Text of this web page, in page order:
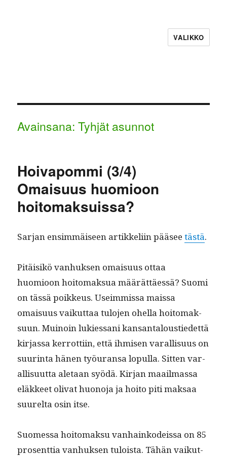
VALIKKO
Avainsana:Tyhjät asunnot
Hoivapommi (3/4)
Omaisuus huomioon
hoitomaksuissa?
Sar­jan ensim­mäiseen artikke­li­in pääseetästä.
Pitäisikö van­huk­sen omaisu­us ottaa
huomioon hoit­o­mak­sua määrät­täessä? Suo­mi
on tässä poikkeus. Useim­mis­sa mais­sa
omaisu­us vaikut­taa tulo­jen ohel­la hoit­o­mak­
su­un. Muinoin lukies­sani kansan­taloustiedet­tä
kir­jas­sa ker­rot­ti­in, että ihmisen var­al­lisu­us on
suur­in­ta hänen työu­ransa lop­ul­la. Sit­ten var­
al­lisu­ut­ta ale­taan syödä. Kir­jan maail­mas­sa
eläk­keet oli­vat huono­ja ja hoito piti mak­saa
suurelta osin itse.
Suomes­sa hoit­o­mak­su van­hainkodeis­sa on 85
pros­ent­tia van­huk­sen tuloista. Tähän vaikut­